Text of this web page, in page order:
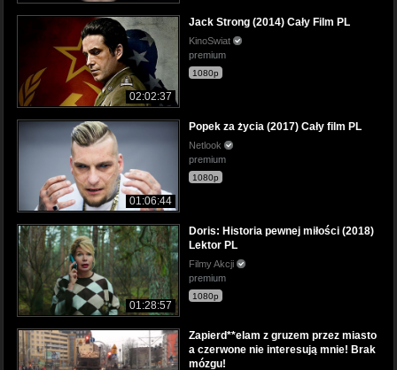
02:02:37
Jack Strong (2014) Cały Film PL
KinoSwiat
premium
1080p
01:06:44
Popek za życia (2017) Cały film PL
Netlook
premium
1080p
01:28:57
Doris: Historia pewnej miłości (2018)
Lektor PL
Filmy Akcji
premium
1080p
Zapierd**elam z gruzem przez miasto
a czerwone nie interesują mnie! Brak
mózgu!